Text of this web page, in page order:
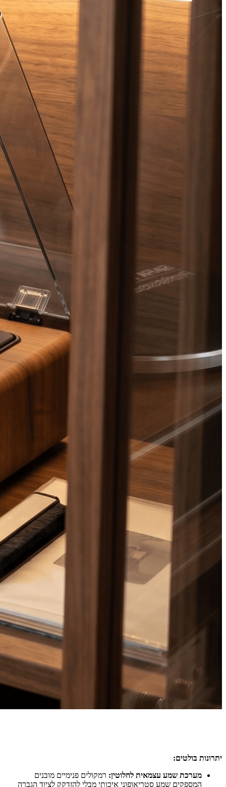
יתרונות בולטים:
מערכת שמע עצמאית לחלוטין: רמקולים פנימיים מובנים
המספקים שמע סטריאופוני איכותי מבלי להזדקק לציוד הגברה